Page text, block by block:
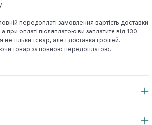
передоплаті замовлення вартість доставки
при оплаті післяплатою ви заплатите від 130
не тільки товар, але і доставка грошей.
товар за повною передоплатою.